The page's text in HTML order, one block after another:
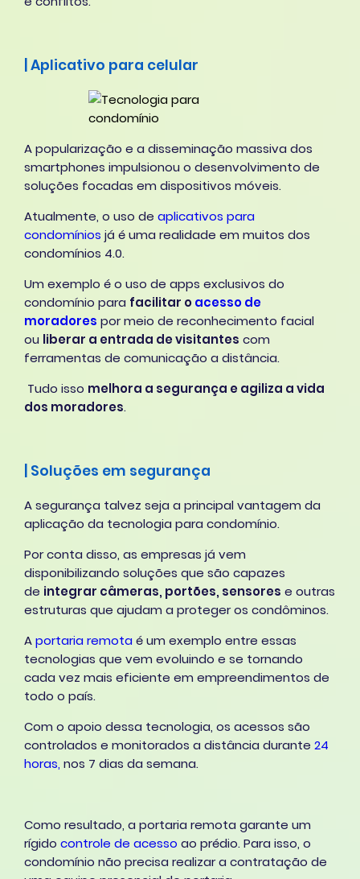
| Aplicativo para celular
A popularização e a disseminação massiva dos
smartphones impulsionou o desenvolvimento de
soluções focadas em dispositivos móveis.
Atualmente, o uso de aplicativos para
condomínios já é uma realidade em muitos dos
condomínios 4.0.
Um exemplo é o uso de apps exclusivos do
condomínio para facilitar oacesso de
moradores por meio de reconhecimento facial
ou liberar a entrada de visitantes com
ferramentas de comunicação a distância.
Tudo isso melhora a segurança e agiliza a vida
dos moradores.
| Soluções em segurança
A segurança talvez seja a principal vantagem da
aplicação da tecnologia para condomínio.
Por conta disso, as empresas já vem
disponibilizando soluções que são capazes
de integrar câmeras, portões, sensores e outras
estruturas que ajudam a proteger os condôminos.
Aportaria remota é um exemplo entre essas
tecnologias que vem evoluindo e se tornando
cada vez mais eficiente em empreendimentos de
todo o país.
Com o apoio dessa tecnologia, os acessos são
controlados e monitorados a distância durante 24
horas, nos 7 dias da semana.
Como resultado, a portaria remota garante um
rígido controle de acesso ao prédio. Para isso, o
condomínio não precisa realizar a contratação de